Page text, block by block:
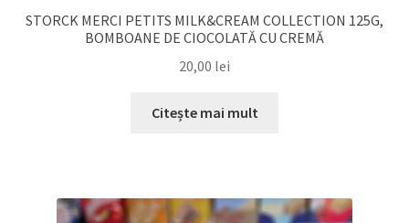
STORCK MERCI PETITS MILK&CREAM COLLECTION 125G,
BOMBOANE DE CIOCOLATĂ CU CREMĂ
20,00 lei
Citește mai mult